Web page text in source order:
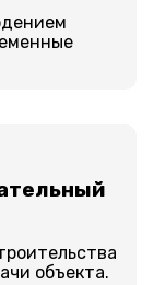
объекта.